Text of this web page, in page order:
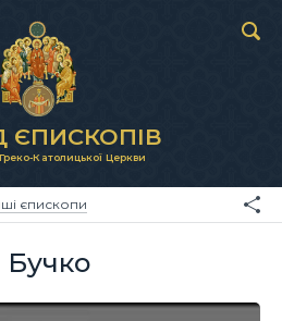
ЄПИСКОПІВ
Католицької Церкви
єпископи
Бучко